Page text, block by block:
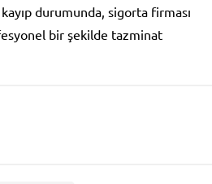
durumunda, sigorta firması
bir şekilde tazminat